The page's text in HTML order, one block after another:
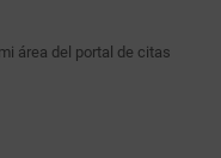
área del portal de citas